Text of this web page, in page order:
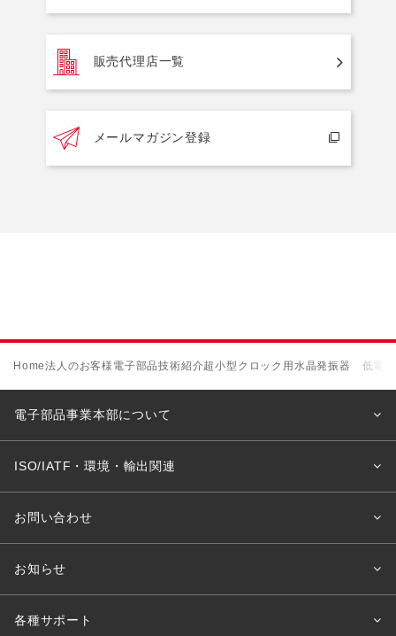
販売代理店一覧
メールマガジン登録
Home法人のお客様 電子部品技術紹介超小型クロック用水晶発振器 低電
電子部品事業本部について
ISO/IATF・環境・輸出関連
お問い合わせ
お知らせ
各種サポート